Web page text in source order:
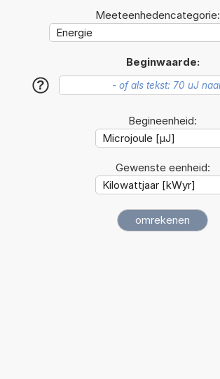
Meeteenhedencategorie:
Beginwaarde:
?
Begineenheid:
Gewenste eenheid: